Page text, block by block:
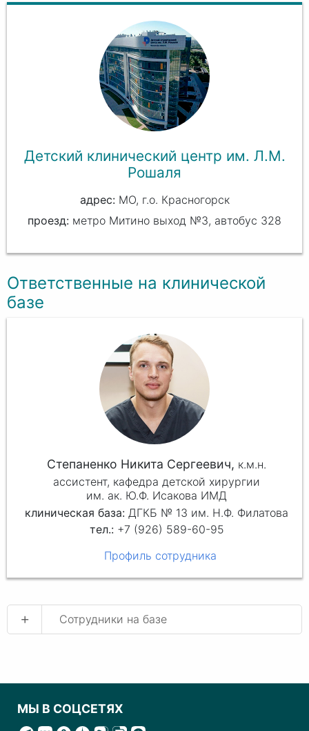
Детский клинический центр им. Л.М.
Рошаля
МО, г.о. Красногорск
проезд: метро Митино выход №3, автобус 328
Ответственные на клинической
базе
Степаненко Никита Сергеевич, к.м.н.
ассистент, кафедра детской хирургии
им. ак. Ю.Ф. Исакова ИМД
клиническая база: ДГКБ № 13 им. Н.Ф. Филатова
+7 (926) 589-60-95
Профиль сотрудника
+ Сотрудники на базе
МЫ В СОЦСЕТЯХ